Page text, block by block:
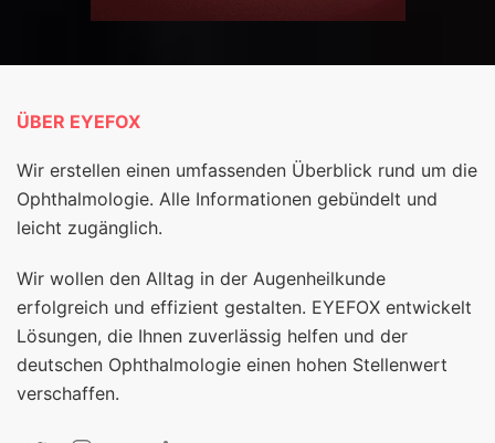
ÜBER EYEFOX
Wir erstellen einen umfassenden Überblick rund um die
Ophthalmologie. Alle Informationen gebündelt und
leicht zugänglich.
Wir wollen den Alltag in der Augenheilkunde
erfolgreich und effizient gestalten. EYEFOX entwickelt
Lösungen, die Ihnen zuverlässig helfen und der
deutschen Ophthalmologie einen hohen Stellenwert
verschaffen.